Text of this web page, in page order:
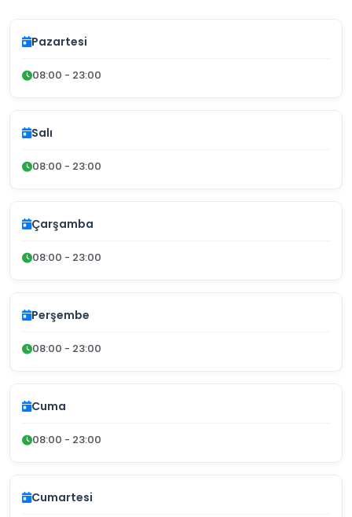
Pazartesi
08:00 - 23:00
Salı
08:00 - 23:00
Çarşamba
08:00 - 23:00
Perşembe
08:00 - 23:00
Cuma
08:00 - 23:00
Cumartesi